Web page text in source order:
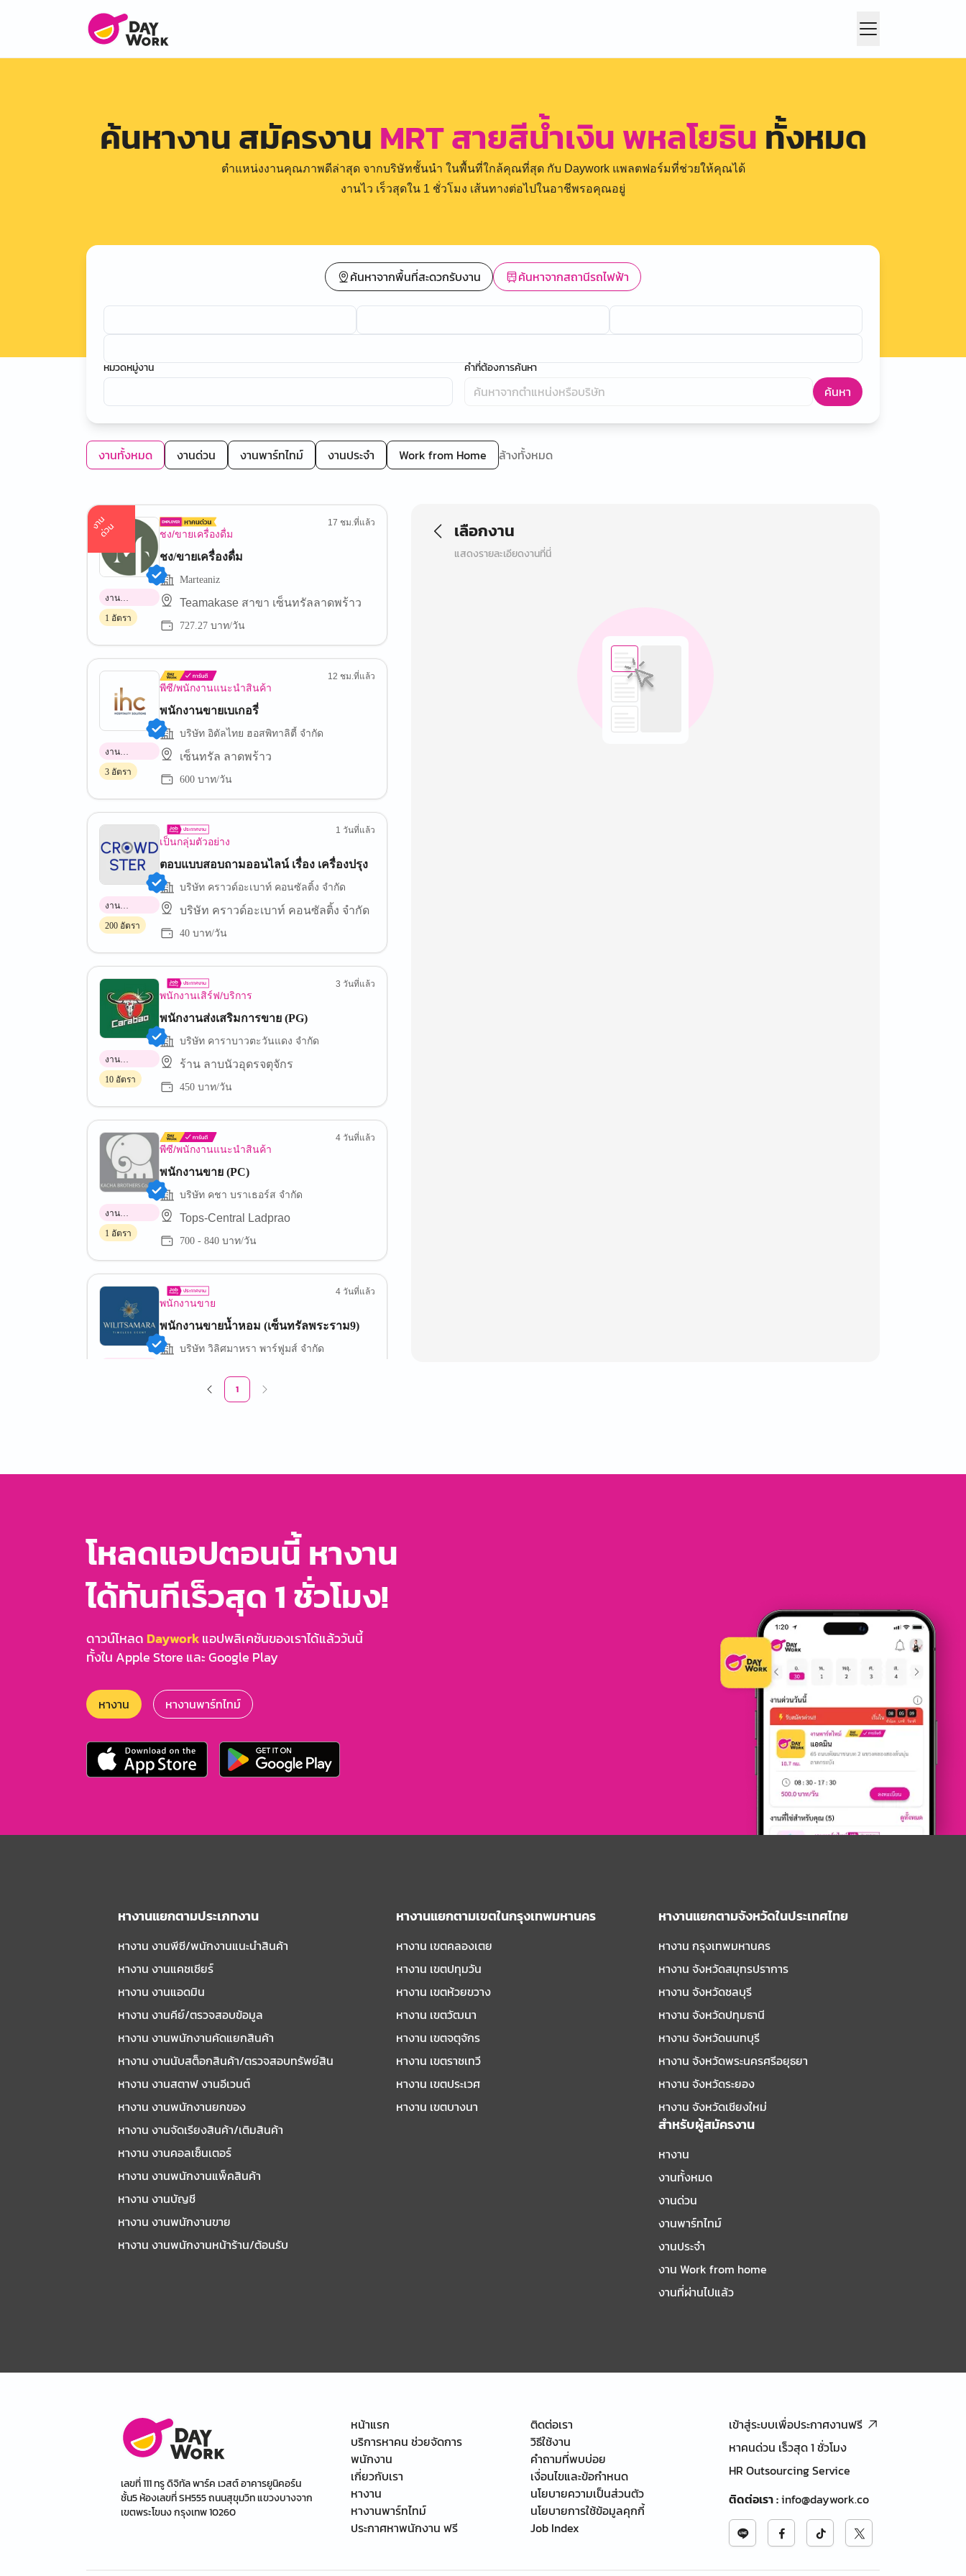
ค้นหางาน สมัครงาน MRT สายสีน้ำเงิน พหลโยธิน ทั้งหมด
ตำแหน่งงานคุณภาพดีล่าสุด จากบริษัทชั้นนำ ในพื้นที่ใกล้คุณที่สุด กับ Daywork แพลตฟอร์มที่ช่วยให้คุณได้
งานไว เร็วสุดใน 1 ชั่วโมง เส้นทางต่อไปในอาชีพรอคุณอยู่
ค้นหาจากพื้นที่สะดวกรับงาน ค้นหาจากสถานีรถไฟฟ้า
หมวดหมู่งาน คำที่ต้องการค้นหา
ค้นหา
งานทั้งหมด งานด่วน งานพาร์ทไทม์ งานประจำ Work from Home ล้างทั้งหมด
ง
า
น
ด่
ว
น ชง/ขายเครื่องดื่ม
17 ชม.ที่แล้ว
ชง/ขายเครื่องดื่ม
Marteaniz
Teamakase สาขา เซ็นทรัลลาดพร้าว
727.27 บาท/วัน
งาน
พาร์ทไทม์
1 อัตรา
พีซี/พนักงานแนะนำสินค้า
12 ชม.ที่แล้ว
พนักงานขายเบเกอรี่
บริษัท อิตัลไทย ฮอสพิทาลิตี้ จำกัด
เซ็นทรัล ลาดพร้าว
600 บาท/วัน
งาน
พาร์ทไทม์
3 อัตรา
เป็นกลุ่มตัวอย่าง
1 วันที่แล้ว
ตอบแบบสอบถามออนไลน์ เรื่อง เครื่องปรุง
บริษัท คราวด์อะเบาท์ คอนซัลติ้ง จำกัด
บริษัท คราวด์อะเบาท์ คอนซัลติ้ง จำกัด
40 บาท/วัน
งาน
พาร์ทไทม์
200 อัตรา
พนักงานเสิร์ฟ/บริการ
3 วันที่แล้ว
พนักงานส่งเสริมการขาย (PG)
บริษัท คาราบาวตะวันแดง จำกัด
ร้าน ลาบนัวอุดรจตุจักร
450 บาท/วัน
งาน
พาร์ทไทม์
10 อัตรา
พีซี/พนักงานแนะนำสินค้า
4 วันที่แล้ว
พนักงานขาย (PC)
บริษัท คชา บราเธอร์ส จำกัด
Tops-Central Ladprao
700 - 840 บาท/วัน
งาน
พาร์ทไทม์
1 อัตรา
พนักงานขาย
4 วันที่แล้ว
พนักงานขายน้ำหอม (เซ็นทรัลพระราม9)
บริษัท วิลิศมาหรา พาร์ฟูมส์ จำกัด
600 - 1,000 บาท/วัน
700 บาท/วัน
ชง/ขายเครื่องดื่ม
1 สัปดาห์ที่แล้ว
พนักงานทั่วไป
บริษัท นิริณ นารา เวลเนส จำกัด
650 บาท/วัน
พาร์ทไทม์
10 อัตรา
พีซี/พนักงานแนะนำสินค้า
เซ็นทรัลลาดพร้าว
พนักงานขาย
หัวหน้า พนักงานขายหน้าร้าน
บริษัท ทุกตอนส์ อินโนเวเตอร์ จำกัด
หน้าร้านสาขา เซ็นทัล ลาดพร้าว
15,000 บาท/เดือน
1 เดือนที่แล้ว
งานประจำ
1 อัตรา
พนักงานขาย
พนักงานขาย
พนักงานครัว ประจำสาขา เซ็นทรัล
ลาดพร้าวบริษัท เซ็นทรัล เรสตอรองส์ กรุ๊ป จํากัด
12,240 บาท/เดือน
งานประจำ
1
เลือกงาน
แสดงรายละเอียดงานที่นี่
โหลดแอปตอนนี้ หางาน
ได้ทันทีเร็วสุด 1 ชั่วโมง!
ดาวน์โหลด Dayworkแอปพลิเคชันของเราได้แล้ววันนี้
ทั้งใน Apple Store และ Google Play
หางาน หางานพาร์ทไทม์
หางานแยกตามประเภทงาน
หางาน งานพีซี/พนักงานแนะนําสินค้า
หางาน งานแคชเชียร์
หางาน งานแอดมิน
หางาน งานคีย์/ตรวจสอบข้อมูล
หางาน งานพนักงานคัดแยกสินค้า
หางาน งานนับสต็อกสินค้า/ตรวจสอบทรัพย์สิน
หางาน งานสตาฟ งานอีเวนต์
หางาน งานพนักงานยกของ
หางาน งานจัดเรียงสินค้า/เติมสินค้า
หางาน งานคอลเซ็นเตอร์
หางาน งานพนักงานแพ็คสินค้า
หางาน งานบัญชี
หางาน งานพนักงานขาย
หางาน งานพนักงานหน้าร้าน/ต้อนรับ
หางานแยกตามเขตในกรุงเทพมหานคร
หางาน เขตคลองเตย
หางาน เขตปทุมวัน
หางาน เขตห้วยขวาง
หางาน เขตวัฒนา
หางาน เขตจตุจักร
หางาน เขตราชเทวี
หางาน เขตประเวศ
หางาน เขตบางนา
หางานแยกตามจังหวัดในประเทศไทย
หางาน กรุงเทพมหานคร
หางาน จังหวัดสมุทรปราการ
หางาน จังหวัดชลบุรี
หางาน จังหวัดปทุมธานี
หางาน จังหวัดนนทบุรี
หางาน จังหวัดพระนครศรีอยุธยา
หางาน จังหวัดระยอง
หางาน จังหวัดเชียงใหม่
สำหรับผู้สมัครงาน
หางาน
งานทั้งหมด
งานด่วน
งานพาร์ทไทม์
งานประจำ
งาน Work from home
งานที่ผ่านไปแล้ว
เลขที่ 111 ทรู ดิจิทัล พาร์ค เวสต์ อาคารยูนิคอร์น
ชั้น5 ห้องเลขที่ SH555 ถนนสุขุมวิท แขวงบางจาก
เขตพระโขนง กรุงเทพ 10260
หน้าแรก
บริการหาคน ช่วยจัดการ
พนักงาน
เกี่ยวกับเรา
หางาน
หางานพาร์ทไทม์
ประกาศหาพนักงาน ฟรี
ติดต่อเรา
วิธีใช้งาน
คำถามที่พบบ่อย
เงื่อนไขและข้อกำหนด
นโยบายความเป็นส่วนตัว
นโยบายการใช้ข้อมูลคุกกี้
Job Index
เข้าสู่ระบบเพื่อประกาศงานฟรี
หาคนด่วน เร็วสุด 1 ชั่วโมง
HR Outsourcing Service
ติดต่อเรา:info@daywork.co